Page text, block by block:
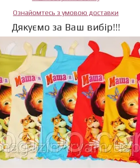
Ознайомтесь з умовою доставки
Дякуємо за Ваш вибір!!!